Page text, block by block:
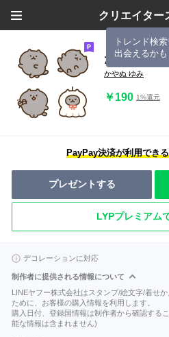
クリエイター
トレンド検
出会えるかも
たのしいく
かやぬ ゆみ
￥190 1%還元
PayPay決済が利用でき
プレゼントする
LYPプレミアム
デコレーションに対応
制作者に提供される情報について
LINEヤフー株式会社はスタンプ/絵文字/着せ
ために、お客様の購入情報を利用します。
購入日付、登録国情報は制作者から確認する
能な情報は含まれません)